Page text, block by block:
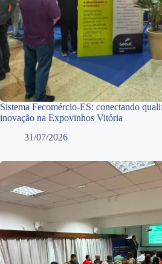
Sistema Fecomércio-ES: conectando
inovação na Expovinhos Vitória
31/07/2026